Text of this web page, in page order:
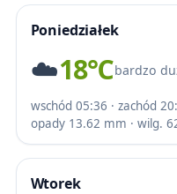
Poniedziałek
☁️18℃bardzo
wschód 05:36 · zachód
opady 13.62 mm · wilg.
Wtorek